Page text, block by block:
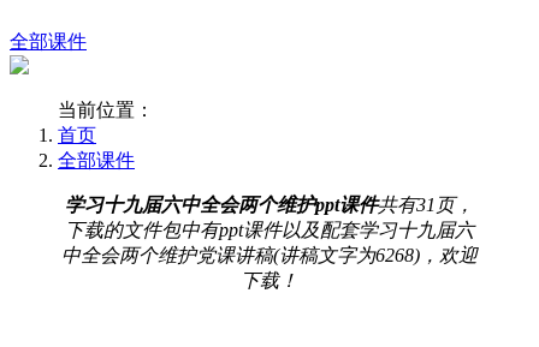
全部课件
当前位置：
首页
全部课件
学习十九届六中全会两个维护ppt课件共有31页，
下载的文件包中有ppt课件以及配套学习十九届六
中全会两个维护党课讲稿(讲稿文字为6268)，欢迎
下载！